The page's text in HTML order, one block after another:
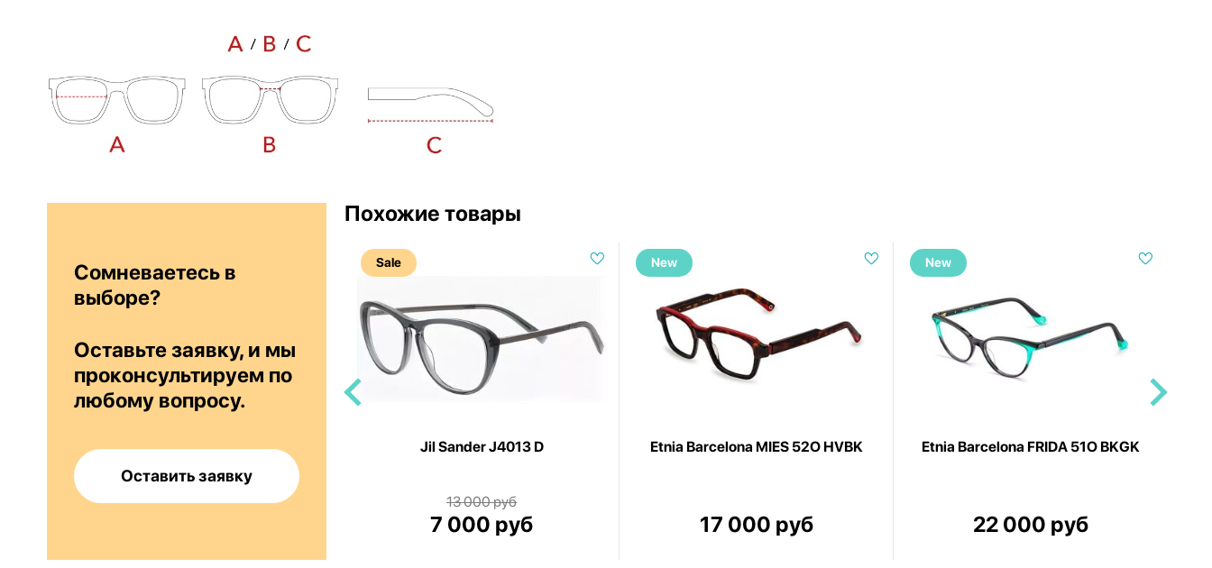
Сомневаетесь в
выборе?
Оставьте заявку, и мы
проконсультируем по
любому вопросу.
Оставить заявку
Похожие товары
Paul Smith DALTON
27 990 руб
Sale
Jil Sander J4013 D
13 000 руб
7 000 руб
New
Etnia Barcelona MIES 52O HVBK
17 000 руб
New
Etnia Barcelona FRIDA 51O BKGK
22 000 руб